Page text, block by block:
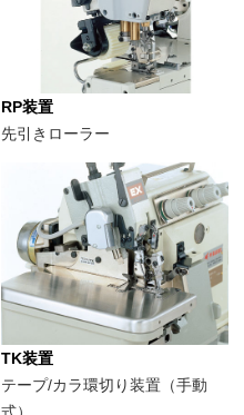
RP装置
先引きローラー
TK装置
テープ/カラ環切り装置（手動
式）